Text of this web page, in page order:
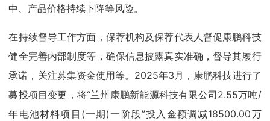
中、产品价格持续下降等风险。
在持续督导工作方面，保荐机构及保荐代表人督促康鹏科技
健全完善内部制度等，确保信息披露真实准确，督导其履行
承诺，关注募集资金使用等。2025年3月，康鹏科技进行了
募投项目变更，将“兰州康鹏新能源科技有限公司2.55万吨/
年电池材料项目(一期)一阶段”投入金额调减18500.00万